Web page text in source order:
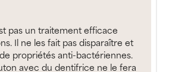
pas un traitement efficace
Il ne les fait pas disparaître et
propriétés anti-bactériennes.
avec du dentifrice ne le fera